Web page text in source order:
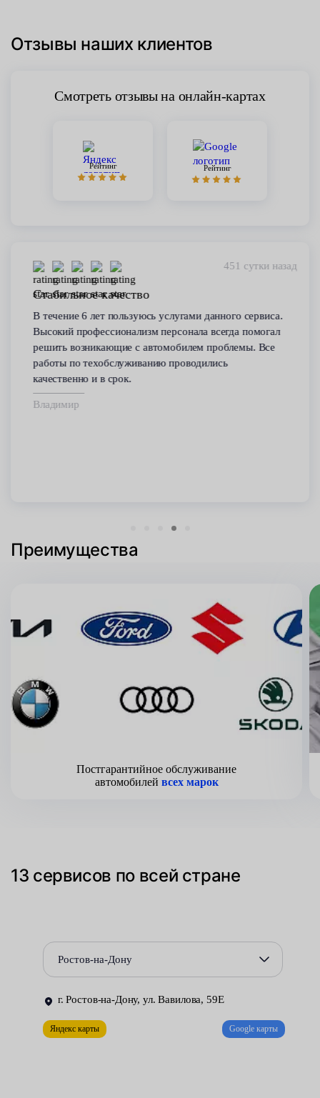
Отзывы наших клиентов
Смотреть отзывы на онлайн-картах
Рейтинг Рейтинг
451 сутки назад
Стабильное качество
В течение 6 лет пользуюсь услугами данного сервиса.
Высокий профессионализм персонала всегда помогал
решить возникающие с автомобилем проблемы. Все
работы по техобслуживанию проводились
качественно и в срок.
Владимир
Преимущества
Постгарантийное обслуживание
автомобилей всех марок
13 сервисов по всей стране
Ростов-на-Дону
г. Ростов-на-Дону, ул. Вавилова, 59Е
Яндекс карты Google карты